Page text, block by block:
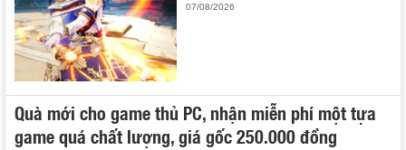
07/08/2026
Quà mới cho game thủ PC, nhận miễn phí một tựa
game quá chất lượng, giá gốc 250.000 đồng